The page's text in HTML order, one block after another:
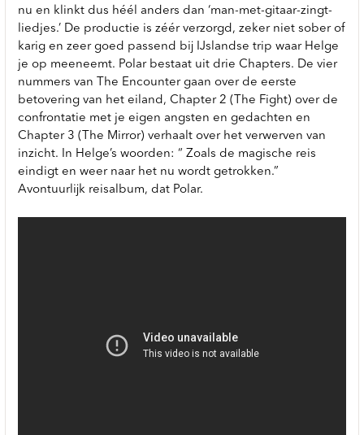
nu en klinkt dus héél anders dan ‘man-met-gitaar-zingt-
liedjes.’ De productie is zéér verzorgd, zeker niet sober of
karig en zeer goed passend bij IJslandse trip waar Helge
je op meeneemt. Polar bestaat uit drie Chapters. De vier
nummers van The Encounter gaan over de eerste
betovering van het eiland, Chapter 2 (The Fight) over de
confrontatie met je eigen angsten en gedachten en
Chapter 3 (The Mirror) verhaalt over het verwerven van
inzicht. In Helge’s woorden: “ Zoals de magische reis
eindigt en weer naar het nu wordt getrokken.”
Avontuurlijk reisalbum, dat Polar.